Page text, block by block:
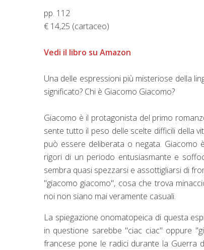
pp. 112
€ 14,25 (cartaceo)
Vedi il libro su Amazon
Una delle espressioni più misteriose della
significato? Chi è Giacomo Giacomo?
Giacomo è il protagonista del primo
sente tutto il peso delle scelte difficili della
può essere deliberata o negata.
rigori di un periodo entusiasmante e
sembra quasi spezzarsi e assottigliarsi di
"giacomo giacomo", cosa che trova
noi non siano mai veramente casuali.
La spiegazione onomatopeica di questa
in questione sarebbe "ciac ciac" oppure
francese pone le radici durante la Guerra